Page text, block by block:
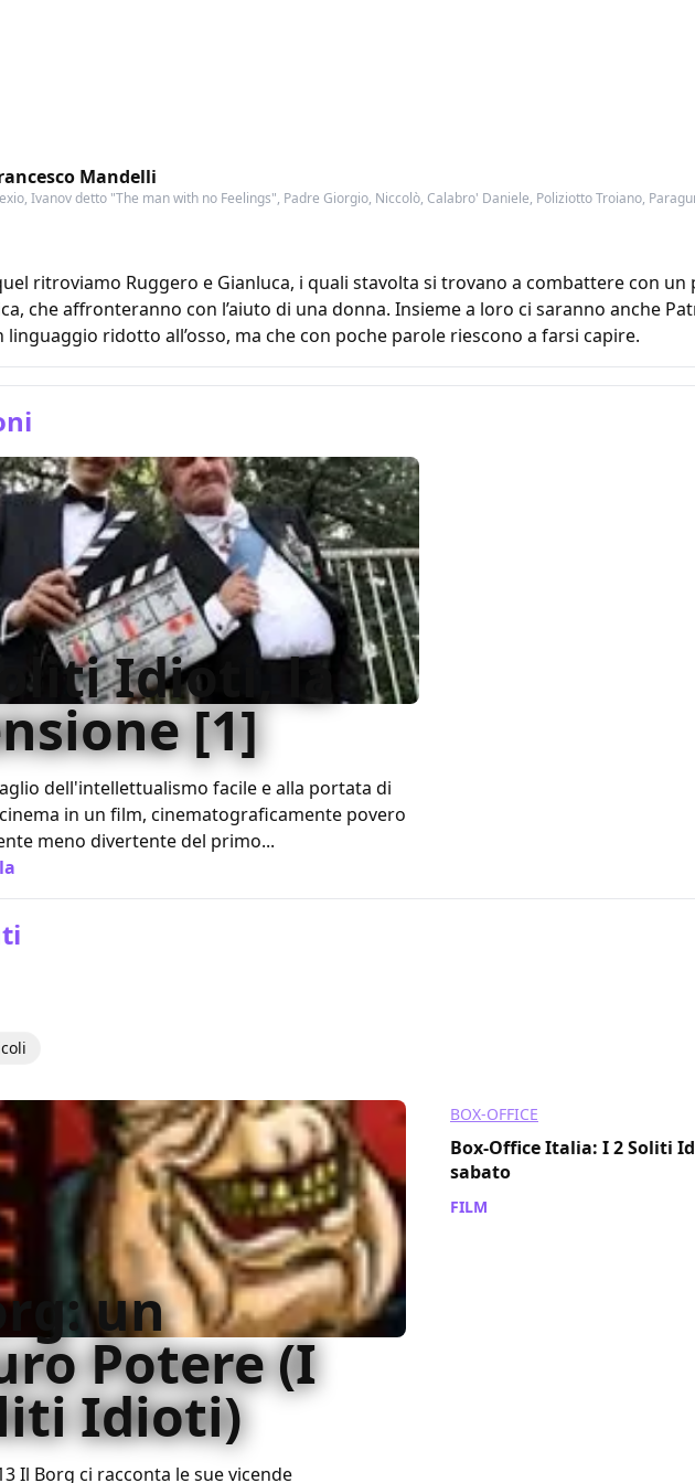
Mandelli
Ivanov detto "The man with no Feelings", Padre Giorgio, Niccolò, Calabro' Daniele, Poliziotto Troiano,
ritroviamo Ruggero e Gianluca, i quali stavolta si trovano a combattere con
che affronteranno con l’aiuto di una donna. Insieme a loro ci saranno anche
linguaggio ridotto all’osso, ma che con poche parole riescono a farsi capire.
Idioti, la
[1]
dell'intellettualismo facile e alla portata di
in un film, cinematograficamente povero
meno divertente del primo...
un
Potere (I
Idioti)
Il Borg ci racconta le sue vicende
BOX-OFFICE
Box-Office Italia: I 2 Soliti
sabato
FILM